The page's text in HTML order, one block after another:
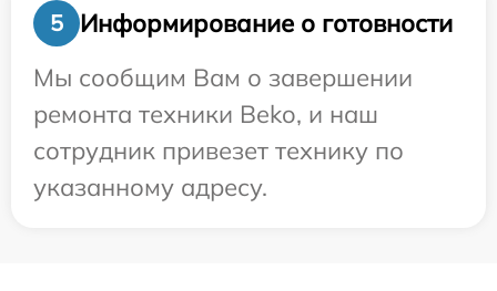
5
Информирование о готовности
Мы сообщим Вам о завершении
ремонта техники Beko, и наш
сотрудник привезет технику по
указанному адресу.